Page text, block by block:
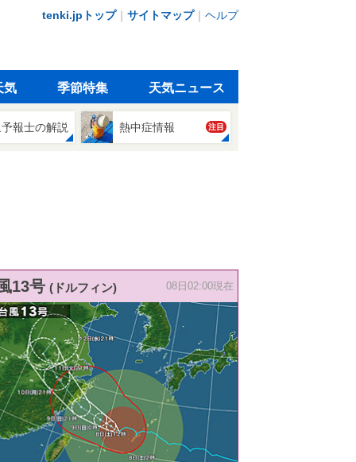
tenki.jpトップ｜ サイトマップ｜ ヘルプ
気 季節特集 天気ニュース
報士の解説 熱中症情報 注目
13号 (ドルフィン) 08日02:00現在